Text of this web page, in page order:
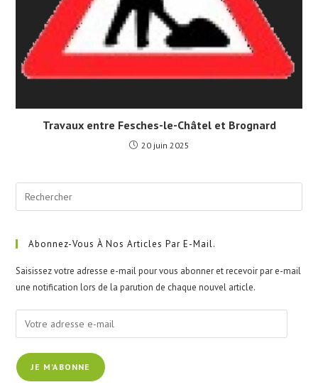
Travaux entre Fesches-le-Châtel et Brognard
20 juin 2025
Abonnez-Vous À Nos Articles Par E-Mail.
Saisissez votre adresse e-mail pour vous abonner et recevoir par e-mail
une notification lors de la parution de chaque nouvel article.
Votre
adresse
e-
mailJE M'ABONNE